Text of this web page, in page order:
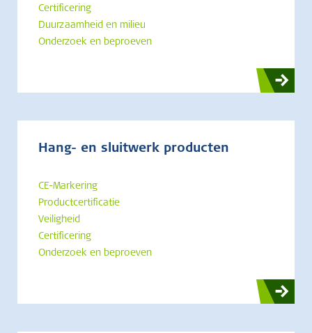
Certificering
Duurzaamheid en milieu
Onderzoek en beproeven
Hang- en sluitwerk producten
CE-Markering
Productcertificatie
Veiligheid
Certificering
Onderzoek en beproeven